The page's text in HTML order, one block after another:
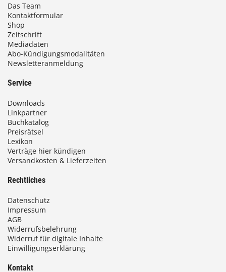
Das Team
Kontaktformular
Shop
Zeitschrift
Mediadaten
Abo-Kündigungsmodalitäten
Newsletteranmeldung
Service
Downloads
Linkpartner
Buchkatalog
Preisrätsel
Lexikon
Verträge hier kündigen
Versandkosten & Lieferzeiten
Rechtliches
Datenschutz
Impressum
AGB
Widerrufsbelehrung
Widerruf für digitale Inhalte
Einwilligungserklärung
Kontakt